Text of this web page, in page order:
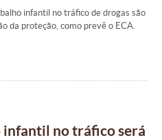
infantil no tráfico de drogas são
da proteção, como prevê o ECA.
no tráfico será